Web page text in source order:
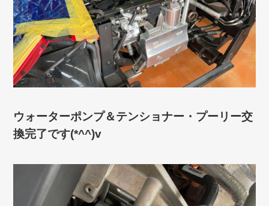
ウォーターポンプ＆テンショナー・プーリー交
換完了です(*^^)v